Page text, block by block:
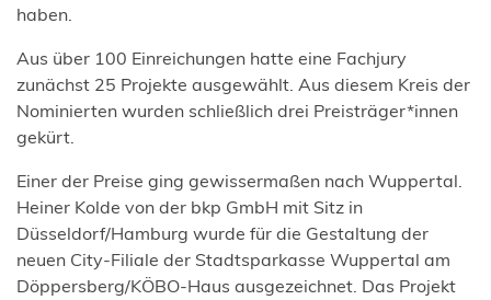
haben.
Aus über 100 Einreichungen hatte eine Fachjury
zunächst 25 Projekte ausgewählt. Aus diesem Kreis der
Nominierten wurden schließlich drei Preisträger*innen
gekürt.
Einer der Preise ging gewissermaßen nach Wuppertal.
Heiner Kolde von der bkp GmbH mit Sitz in
Düsseldorf/Hamburg wurde für die Gestaltung der
neuen City-Filiale der Stadtsparkasse Wuppertal am
Döppersberg/KÖBO-Haus ausgezeichnet. Das Projekt